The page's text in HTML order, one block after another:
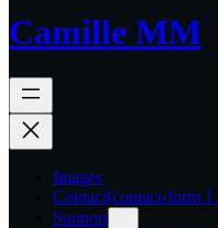
Camille MM
Images
Contact[contact-form
Support